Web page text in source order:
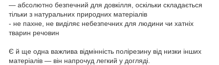
— абсолютно безпечний для довкілля, оскільки складається
тільки з натуральних природних матеріалів
- не пахне, не виділяє небезпечних для людини чи хатніх
тварин речовин
Є й ще одна важлива відмінність полірезину від низки інших
матеріалів — він напрочуд легкий у догляді.